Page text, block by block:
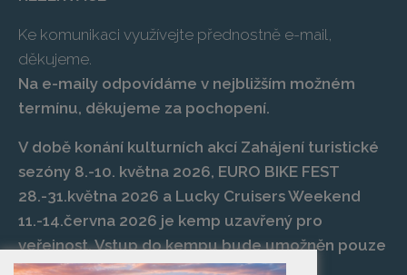
Ke komunikaci využívejte přednostně e-mail,
děkujeme.
Na e-maily odpovídáme v nejbližším možném
termínu, děkujeme za pochopení.
V době konání kulturních akcí Zahájení turistické
sezóny 8.-10. května 2026, EURO BIKE FEST
28.-31.května 2026 a Lucky Cruisers Weekend
11.-14.června 2026 je kemp uzavřený pro
veřejnost. Vstup do kempu bude umožněn pouze
po zaplacení vstupenky na danou akci.